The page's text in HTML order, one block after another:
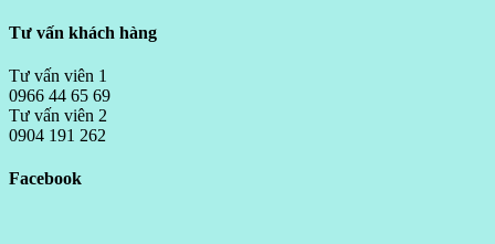
Tư vấn khách hàng
Tư vấn viên 1
0966 44 65 69
Tư vấn viên 2
0904 191 262
Facebook